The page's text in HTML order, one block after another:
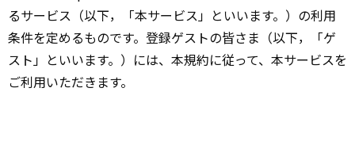
るサービス（以下，「本サービス」といいます。）の利用
条件を定めるものです。登録ゲストの皆さま（以下，「ゲ
スト」といいます。）には、本規約に従って、本サービスを
ご利用いただきます。